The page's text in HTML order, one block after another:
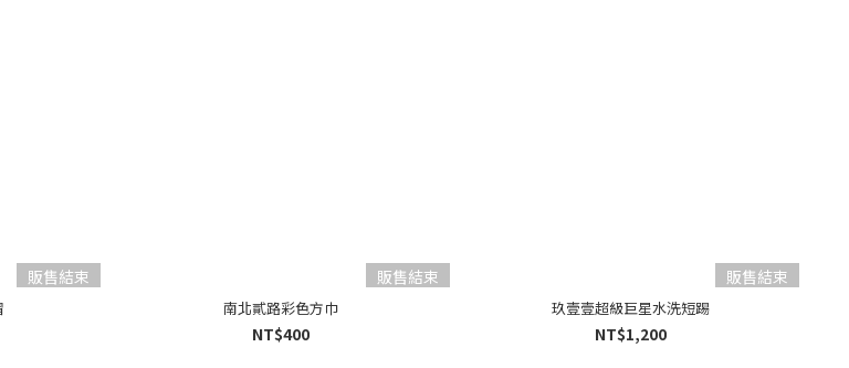
販售結束 販售結束
南北貳路彩色方巾
NT$400
販售結束
玖壹壹超級巨星水洗短踢
NT$1,200